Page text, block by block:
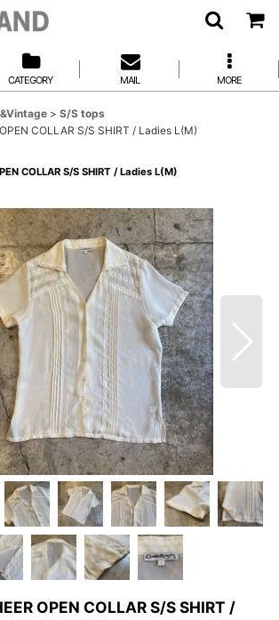
CATEGORY MAIL MORE
> S/S tops
COLLAR S/S SHIRT / Ladies L(M)
COLLAR S/S SHIRT / Ladies L(M)
OPEN COLLAR S/S SHIRT /